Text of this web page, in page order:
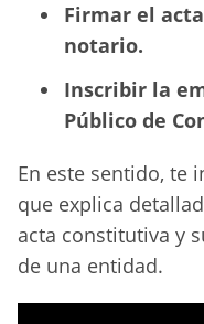
Firmar el
notario.
Inscribir la
Público de
En este sentido, te
que explica
acta constitutiva y
de una entidad.